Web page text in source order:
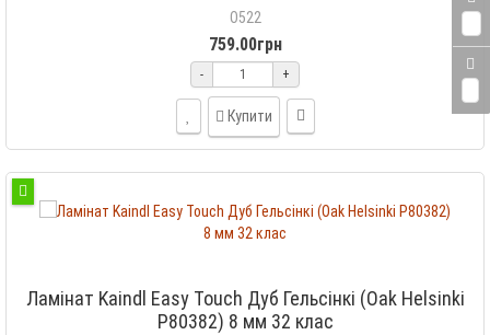
O522
759.00грн
- +
Купити
Ламінат Kaindl Easy Touch Дуб Гельсінкі (Oak Helsinki
P80382) 8 мм 32 клас